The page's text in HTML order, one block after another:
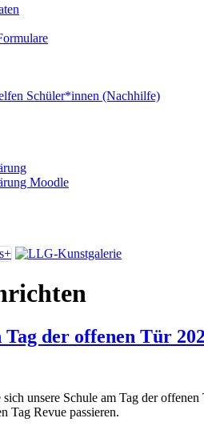
Schüler*innen (Nachhilfe)
Moodle
der offenen Tür
unsere Schule am Tag der
Tag Revue passieren.